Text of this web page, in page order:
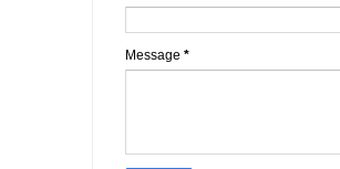
Message *